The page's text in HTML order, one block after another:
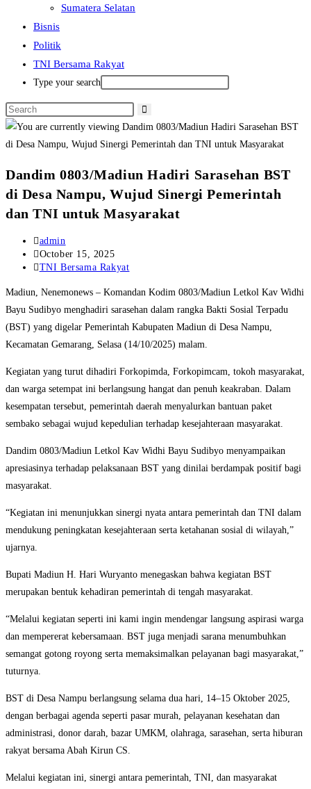
Sumatera Selatan
Bisnis
Politik
TNI Bersama Rakyat
Type your search
Dandim 0803/Madiun Hadiri Sarasehan BST
di Desa Nampu, Wujud Sinergi Pemerintah
dan TNI untuk Masyarakat
Post
author:
admin
Post
published:
October 15, 2025
Post
TNI Bersama Rakyat
Madiun, Nenemonews – Komandan Kodim 0803/Madiun Letkol Kav Widhi
Bayu Sudibyo menghadiri sarasehan dalam rangka Bakti Sosial Terpadu
(BST) yang digelar Pemerintah Kabupaten Madiun di Desa Nampu,
Kecamatan Gemarang, Selasa (14/10/2025) malam.
Kegiatan yang turut dihadiri Forkopimda, Forkopimcam, tokoh masyarakat,
dan warga setempat ini berlangsung hangat dan penuh keakraban. Dalam
kesempatan tersebut, pemerintah daerah menyalurkan bantuan paket
sembako sebagai wujud kepedulian terhadap kesejahteraan masyarakat.
Dandim 0803/Madiun Letkol Kav Widhi Bayu Sudibyo menyampaikan
apresiasinya terhadap pelaksanaan BST yang dinilai berdampak positif bagi
masyarakat.
“Kegiatan ini menunjukkan sinergi nyata antara pemerintah dan TNI dalam
mendukung peningkatan kesejahteraan serta ketahanan sosial di wilayah,”
ujarnya.
Bupati Madiun H. Hari Wuryanto menegaskan bahwa kegiatan BST
merupakan bentuk kehadiran pemerintah di tengah masyarakat.
“Melalui kegiatan seperti ini kami ingin mendengar langsung aspirasi warga
dan mempererat kebersamaan. BST juga menjadi sarana menumbuhkan
semangat gotong royong serta memaksimalkan pelayanan bagi masyarakat,”
tuturnya.
BST di Desa Nampu berlangsung selama dua hari, 14–15 Oktober 2025,
dengan berbagai agenda seperti pasar murah, pelayanan kesehatan dan
administrasi, donor darah, bazar UMKM, olahraga, sarasehan, serta hiburan
rakyat bersama Abah Kirun CS.
Melalui kegiatan ini, sinergi antara pemerintah, TNI, dan masyarakat